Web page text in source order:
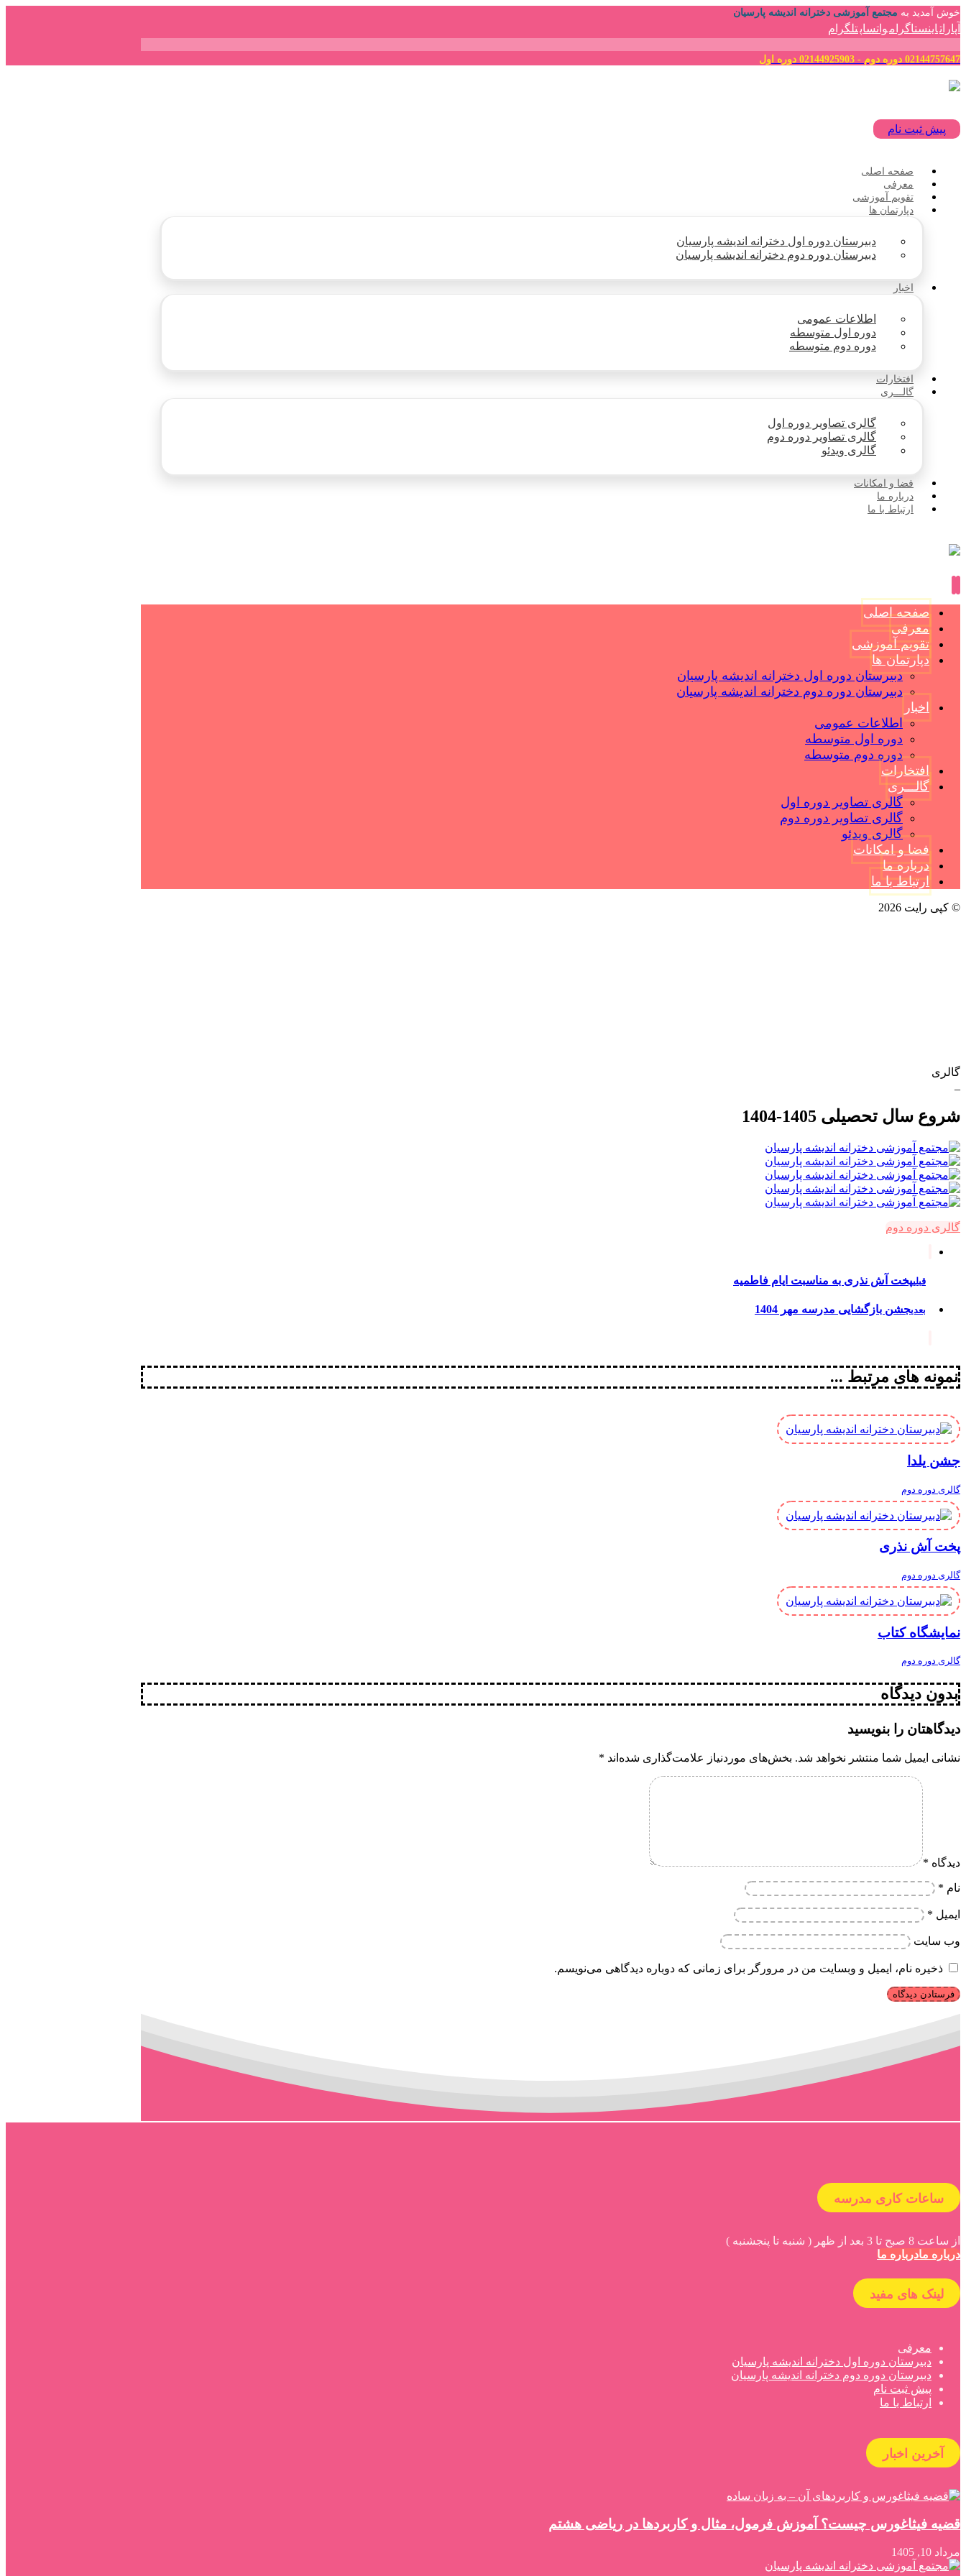
خوش آمدید به مجتمع آموزشی دخترانه اندیشه پارسیان
آپاراتاینستاگرامواتساپتلگرام
02144757647 دوره دوم - 02144925903 دوره اول
پیش ثبت نام
صفحه اصلی
معرفی
تقویم آموزشی
دپارتمان ها
دبیرستان دوره اول دخترانه اندیشه پارسیان
دبیرستان دوره دوم دخترانه اندیشه پارسیان
اخبار
اطلاعات عمومی
دوره اول متوسطه
دوره دوم متوسطه
افتخارات
گالـــری
گالری تصاویر دوره اول
گالری تصاویر دوره دوم
گالری ویدئو
فضا و امکانات
درباره ما
ارتباط با ما
صفحه اصلی
معرفی
تقویم آموزشی
دپارتمان ها
دبیرستان دوره اول دخترانه اندیشه پارسیان
دبیرستان دوره دوم دخترانه اندیشه پارسیان
اخبار
اطلاعات عمومی
دوره اول متوسطه
دوره دوم متوسطه
افتخارات
گالـــری
گالری تصاویر دوره اول
گالری تصاویر دوره دوم
گالری ویدئو
فضا و امکانات
درباره ما
ارتباط با ما
© کپی رایت 2026
گالری
شروع سال تحصیلی 1405-1404
گالری دوره دوم
قبلیپخت آش نذری به مناسبت ایام فاطمیه
بعدیجشن بازگشایی مدرسه مهر 1404
نمونه های مرتبط ...
جشن یلدا
گالری دوره دوم
پخت آش نذری
گالری دوره دوم
نمایشگاه کتاب
گالری دوره دوم
بدون دیدگاه
دیدگاهتان را بنویسید
نشانی ایمیل شما منتشر نخواهد شد. بخش‌های موردنیاز علامت‌گذاری شده‌اند *
دیدگاه *
نام *
ایمیل *
وب‌ سایت
ذخیره نام، ایمیل و وبسایت من در مرورگر برای زمانی که دوباره دیدگاهی می‌نویسم.
ساعات کاری مدرسه
از ساعت 8 صبح تا 3 بعد از ظهر ( شنبه تا پنجشنبه )
درباره مادرباره ما
لینک های مفید
معرفی
دبیرستان دوره اول دخترانه اندیشه پارسیان
دبیرستان دوره دوم دخترانه اندیشه پارسیان
پیش ثبت نام
ارتباط با ما
آخرین اخبار
قضیه فیثاغورس چیست؟ آموزش فرمول، مثال و کاربردها در ریاضی هشتم
مرداد 10, 1405